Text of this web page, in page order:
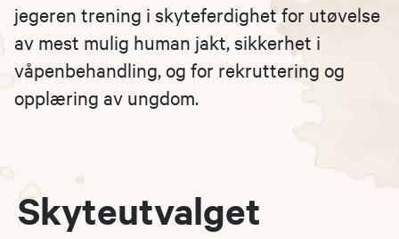
jegeren trening i skyteferdighet for utøvelse
av mest mulig human jakt, sikkerhet i
våpenbehandling, og for rekruttering og
opplæring av ungdom.
Skyteutvalget